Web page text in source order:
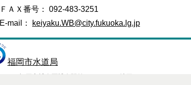
ＦＡＸ番号： 092-483-3251
E-mail：
keiyaku.WB@city.fukuoka.lg.jp
福岡市水道局